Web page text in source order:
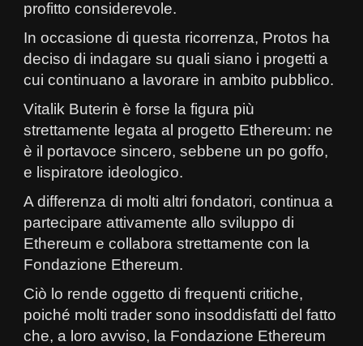
profitto considerevole.
In occasione di questa ricorrenza, Protos ha
deciso di indagare su quali siano i progetti a
cui continuano a lavorare in ambito pubblico.
Vitalik Buterin è forse la figura più
strettamente legata al progetto Ethereum: ne
è il portavoce sincero, sebbene un po goffo,
e lispiratore ideologico.
A differenza di molti altri fondatori, continua a
partecipare attivamente allo sviluppo di
Ethereum e collabora strettamente con la
Fondazione Ethereum.
Ciò lo rende oggetto di frequenti critiche,
poiché molti trader sono insoddisfatti del fatto
che, a loro avviso, la Fondazione Ethereum